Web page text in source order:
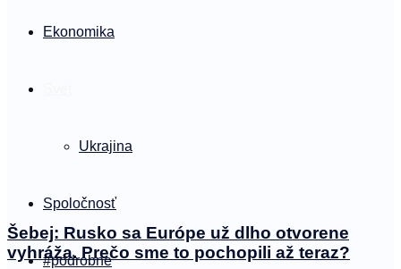
Ekonomika
Ukrajina
Spoločnosť
#podrobne
Šebej: Rusko sa Európe už dlho otvorene
vyhráža. Prečo sme to pochopili až teraz?